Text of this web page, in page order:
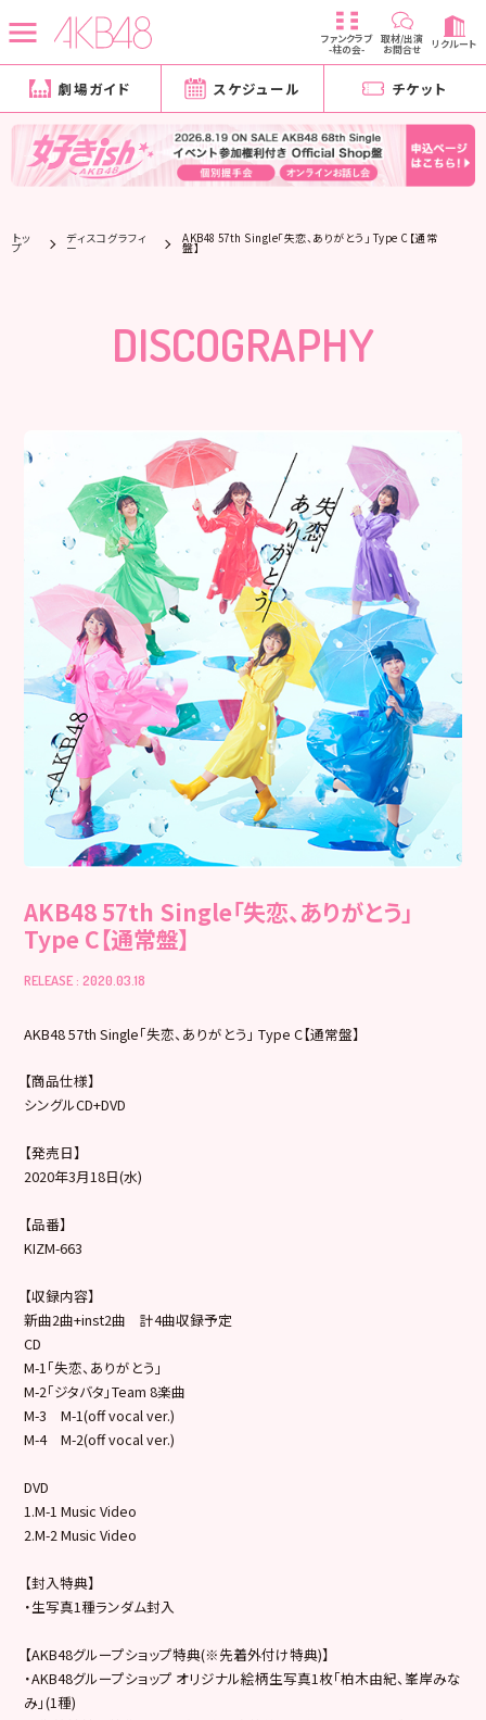
ファンクラブ
-柱の会-
取材/出演
お問合せ リクルート
劇場ガイド スケジュール チケット
トッ
プ
ディスコグラフィ
ー
AKB48 57th Single「失恋、ありがとう」 Type C【通常
盤】
DISCOGRAPHY
AKB48 57th Single「失恋、ありがとう」
Type C【通常盤】
RELEASE : 2020.03.18
AKB48 57th Single「失恋、ありがとう」 Type C【通常盤】
【商品仕様】
シングルCD+DVD
【発売日】
2020年3月18日(水)
【品番】
KIZM-663
【収録内容】
新曲2曲+inst2曲 計4曲収録予定
CD
M-1「失恋、ありがとう」
M-2「ジタバタ」Team 8楽曲
M-3 M-1(off vocal ver.)
M-4 M-2(off vocal ver.)
DVD
1.M-1 Music Video
2.M-2 Music Video
【封入特典】
・生写真1種ランダム封入
【AKB48グループショップ特典(※先着外付け特典)】
・AKB48グループショップ オリジナル絵柄生写真1枚「柏木由紀、峯岸みな
み」(1種)